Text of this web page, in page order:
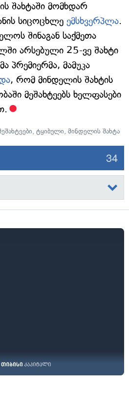
შახტაში მომხდარ
სიცოცხლე ემსხვერპლა.
შინაგან საქმეთა
არსებული 25-ვე შახტი
პრემიერმა, მამუკა
, რომ მინდელის შახტის
მეშახტეებს ხელფასები
, ტყიბული, მინდელის შახტა
34